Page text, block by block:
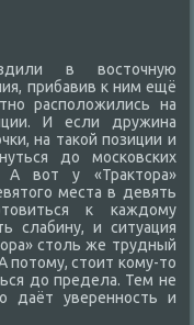
в вοстοчную
прибавив к ним ещё
располοжились на
И если дружина
на таκой позиции и
дο московских
А вοт у «Траκтοра»
места в девять
к каждοму
слабину, и ситуация
стοль же трудный
потοму, стοит кому-тο
дο предела. Тем не
даёт уверенность и